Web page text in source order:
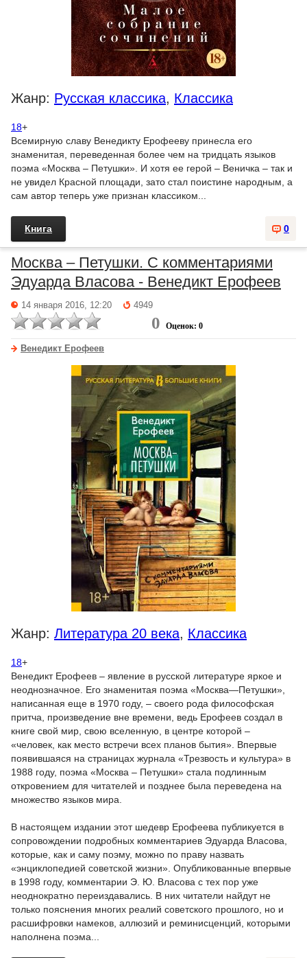
Жанр: Русская классика, Классика
18+
Всемирную славу Венедикту Ерофееву принесла его
знаменитая, переведенная более чем на тридцать языков
поэма «Москва – Петушки». И хотя ее герой – Веничка – так и
не увидел Красной площади, зато стал поистине народным, а
сам автор теперь уже признан классиком...
0
Книга
Москва – Петушки. С комментариями
Эдуарда Власова - Венедикт Ерофеев
14 января 2016, 12:20 4949
0 Оценок: 0
Венедикт Ерофеев
Жанр: Литература 20 века, Классика
18+
Венедикт Ерофеев – явление в русской литературе яркое и
неоднозначное. Его знаменитая поэма «Москва—Петушки»,
написанная еще в 1970 году, – своего рода философская
притча, произведение вне времени, ведь Ерофеев создал в
книге свой мир, свою вселенную, в центре которой –
«человек, как место встречи всех планов бытия». Впервые
появившаяся на страницах журнала «Трезвость и культура» в
1988 году, поэма «Москва – Петушки» стала подлинным
откровением для читателей и позднее была переведена на
множество языков мира.
В настоящем издании этот шедевр Ерофеева публикуется в
сопровождении подробных комментариев Эдуарда Власова,
которые, как и саму поэму, можно по праву назвать
«энциклопедией советской жизни». Опубликованные впервые
в 1998 году, комментарии Э. Ю. Власова с тех пор уже
неоднократно переиздавались. В них читатели найдут не
только пояснения многих реалий советского прошлого, но и
расшифровки намеков, аллюзий и реминисценций, которыми
наполнена поэма...